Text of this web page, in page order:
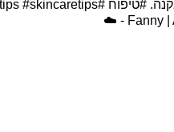
#טיפוח #skincaretips
#skincaretips
- Fanny |